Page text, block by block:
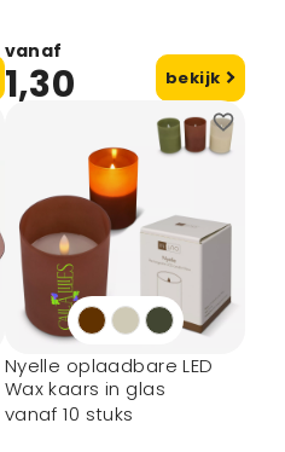
vanaf
1,30 bekijk
Nyelle oplaadbare LED
Wax kaars in glas
vanaf 10 stuks